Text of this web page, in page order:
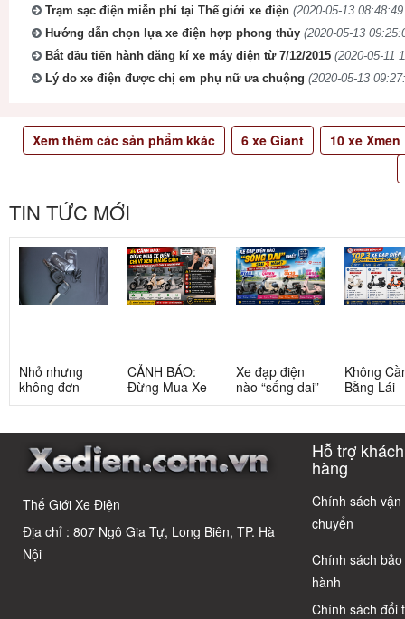
Trạm sạc điện miễn phí tại Thế giới xe điện (2020-05-13
Hướng dẫn chọn lựa xe điện hợp phong thủy (2020-05-13
Bắt đầu tiến hành đăng kí xe máy điện từ 7/12/2015 (2020-05-11
Lý do xe điện được chị em phụ nữ ưa chuộng (2020-05-13
Xem thêm các sản phẩm kkác 6xe Giant 10xe Xmen
TIN TỨC MỚI
Nhỏ nhưng
không đơn
giản: Sự thật
học sinh cấp 2
CẢNH BÁO:
Đừng Mua Xe
Điện Chỉ Vì
Cáo! 5 Bẫy
Quyết Chọn Xe
Chuẩn Chỉnh
Xe đạp điện
nào “sống dai”
nhất sau 5
có câu trả lời
Không
Bằng Lái
3 Xe Đạp
Cho Học
Thế Giới Xe Điện
Địa chỉ : 807 Ngô Gia Tự, Long Biên, TP. Hà
Nội
Hỗ trợ khách
hàng
Chính sách vận
chuyển
Chính sách bảo
hành
Chính sách đổi